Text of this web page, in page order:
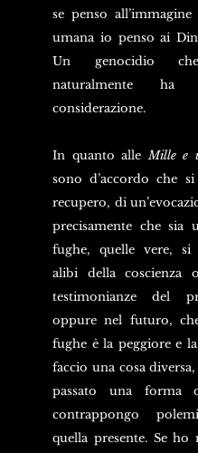
se penso
umana io penso ai
Un genocidio
naturalmente
considerazione.
In quanto alle Mille e
sono d’accordo che
recupero, di
precisamente che sia
fughe, quelle vere, si
alibi della coscienza
testimonianze del
oppure nel futuro,
fughe è la peggiore e
faccio una cosa
passato una forma
contrappongo
quella presente. Se ho